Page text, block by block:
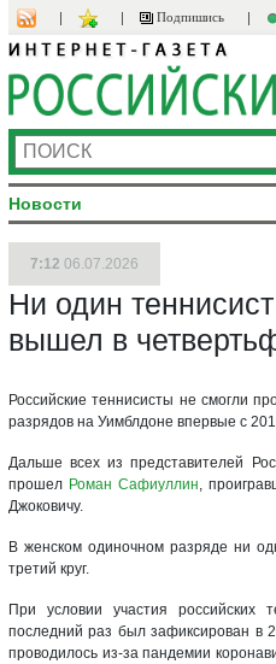
Подпишись
Новости
7:12 06.07.2026
Ни один
вышел в
Российские теннисисты не смогли
разрядов на Уимблдоне впервые с
Дальше всех из представителей
прошел Роман Сафиуллин,
Джоковичу.
В женском одиночном разряде ни
третий круг.
При условии участия российских
последний раз был зафиксирован в
проводилось из-за пандемии